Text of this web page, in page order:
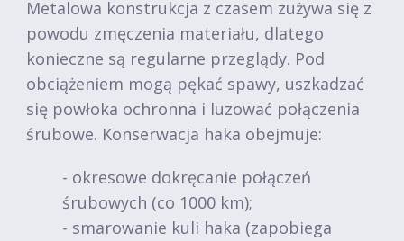
Metalowa konstrukcja z czasem zużywa się z
powodu zmęczenia materiału, dlatego
konieczne są regularne przeglądy. Pod
obciążeniem mogą pękać spawy, uszkadzać
się powłoka ochronna i luzować połączenia
śrubowe. Konserwacja haka obejmuje:
- okresowe dokręcanie połączeń
śrubowych (co 1000 km);
- smarowanie kuli haka (zapobiega